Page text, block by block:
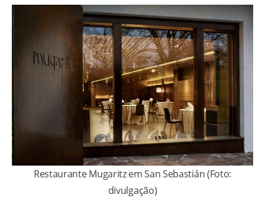
Restaurante Mugaritz em San Sebastián (Foto:
divulgação)